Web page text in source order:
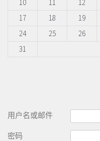
10
11 12
17
18 19
24
25 26
31
用户名或邮件
密码